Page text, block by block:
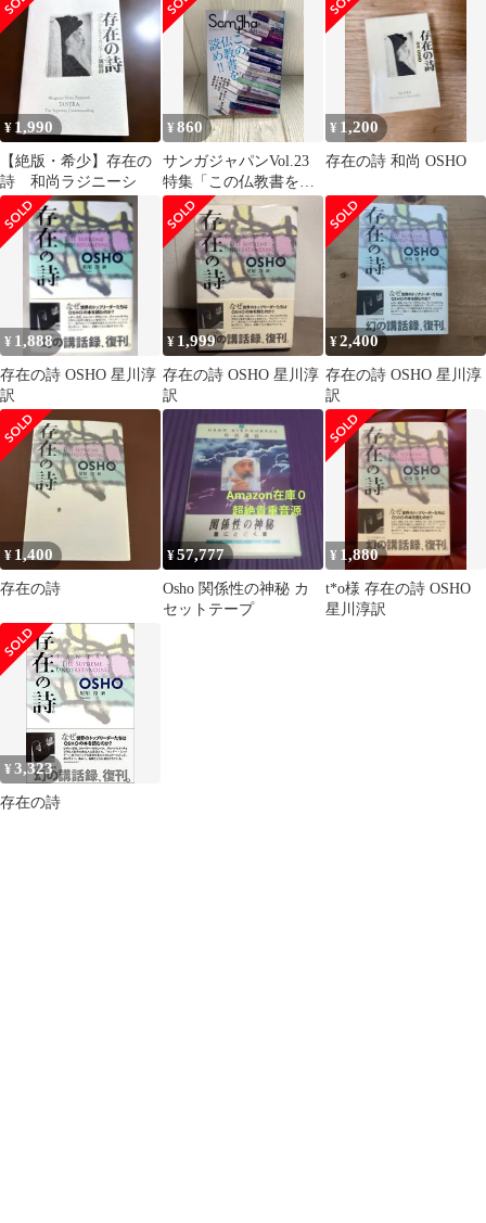
¥ 1,990
【絶版・希少】存在の
詩 和尚ラジニーシ
¥860
サンガジャパンVol.23
特集「この仏教書を読
め!!」 サンガ 藤本晃
¥ 1,200
存在の詩 和尚 OSHO
¥ 1,888
存在の詩 OSHO 星川淳
訳
¥ 1,999
存在の詩 OSHO 星川淳
訳
¥2,400
存在の詩 OSHO 星川淳
訳
¥ 1,400
存在の詩
¥57,777
Osho 関係性の神秘 カ
セットテープ
¥ 1,880
t*o様 存在の詩 OSHO
星川淳訳
¥3,323
存在の詩